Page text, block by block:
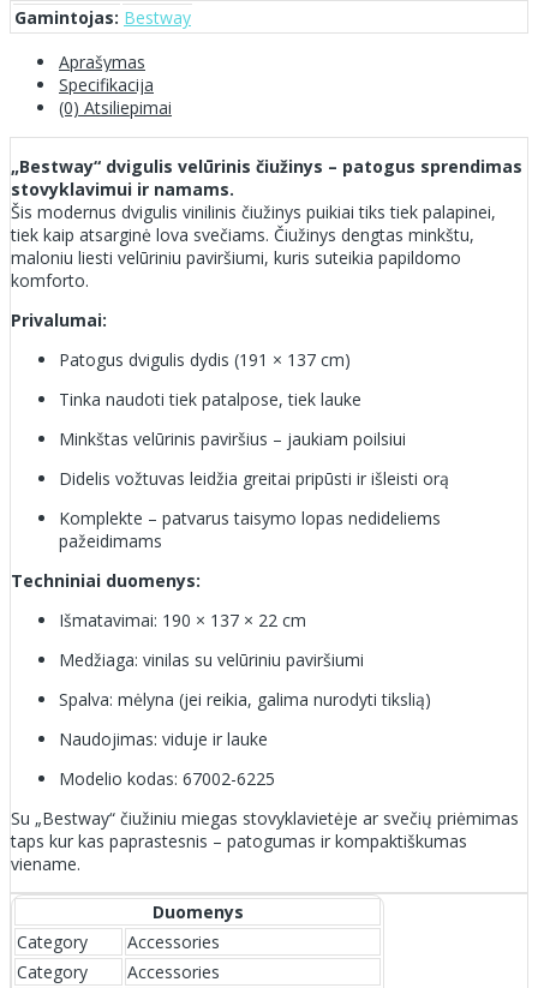
Gamintojas: Bestway
Aprašymas
Specifikacija
(0) Atsiliepimai
„Bestway“ dvigulis velūrinis čiužinys – patogus sprendimas
stovyklavimui ir namams.
Šis modernus dvigulis vinilinis čiužinys puikiai tiks tiek palapinei,
tiek kaip atsarginė lova svečiams. Čiužinys dengtas minkštu,
maloniu liesti velūriniu paviršiumi, kuris suteikia papildomo
komforto.
Privalumai:
Patogus dvigulis dydis (191 × 137 cm)
Tinka naudoti tiek patalpose, tiek lauke
Minkštas velūrinis paviršius – jaukiam poilsiui
Didelis vožtuvas leidžia greitai pripūsti ir išleisti orą
Komplekte – patvarus taisymo lopas nedideliems
pažeidimams
Techniniai duomenys:
Išmatavimai: 190 × 137 × 22 cm
Medžiaga: vinilas su velūriniu paviršiumi
Spalva: mėlyna (jei reikia, galima nurodyti tikslią)
Naudojimas: viduje ir lauke
Modelio kodas: 67002-6225
Su „Bestway“ čiužiniu miegas stovyklavietėje ar svečių priėmimas
taps kur kas paprastesnis – patogumas ir kompaktiškumas
viename.
Duomenys
Category
Accessories
Category
Accessories